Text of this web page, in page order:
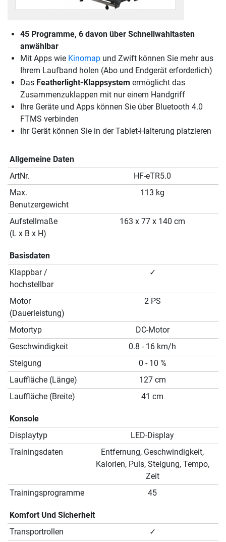
45 Programme, 6 davon über Schnellwahltasten
anwählbar
Mit Apps wie Kinomap und Zwift können Sie mehr aus
Ihrem Laufband holen (Abo und Endgerät erforderlich)
Das Featherlight-Klappsystem ermöglicht das
Zusammenzuklappen mit nur einem Handgriff
Ihre Geräte und Apps können Sie über Bluetooth 4.0
FTMS verbinden
Ihr Gerät können Sie in der Tablet-Halterung platzieren
Allgemeine Daten
ArtNr.
HF-eTR5.0
Max.
Benutzergewicht
113 kg
Aufstellmaße
(L x B x H)
163 x 77 x 140 cm
Basisdaten
Klappbar /
hochstellbar
✓
Motor
(Dauerleistung)
2 PS
Motortyp
DC-Motor
Geschwindigkeit
0.8 - 16 km/h
Steigung
0 - 10 %
Lauffläche (Länge)
127 cm
Lauffläche (Breite)
41 cm
Konsole
Displaytyp
LED-Display
Trainingsdaten
Entfernung, Geschwindigkeit,
Kalorien, Puls, Steigung, Tempo,
Zeit
Trainingsprogramme
45
Komfort Und Sicherheit
Transportrollen
✓